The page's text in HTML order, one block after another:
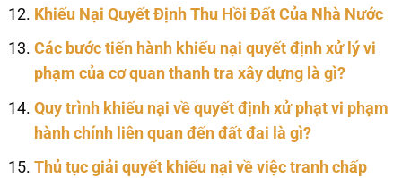
Khiếu Nại Quyết Định Thu Hồi Đất Của Nhà Nước
Các bước tiến hành khiếu nại quyết định xử lý vi
phạm của cơ quan thanh tra xây dựng là gì?
Quy trình khiếu nại về quyết định xử phạt vi phạm
hành chính liên quan đến đất đai là gì?
Thủ tục giải quyết khiếu nại về việc tranh chấp